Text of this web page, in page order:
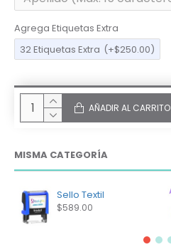
Agrega Etiquetas Extra
32 Etiquetas Extra (+$250.00)
AÑADIR AL CARRITO
MISMA CATEGORÍA
Sello Textil
$589.00